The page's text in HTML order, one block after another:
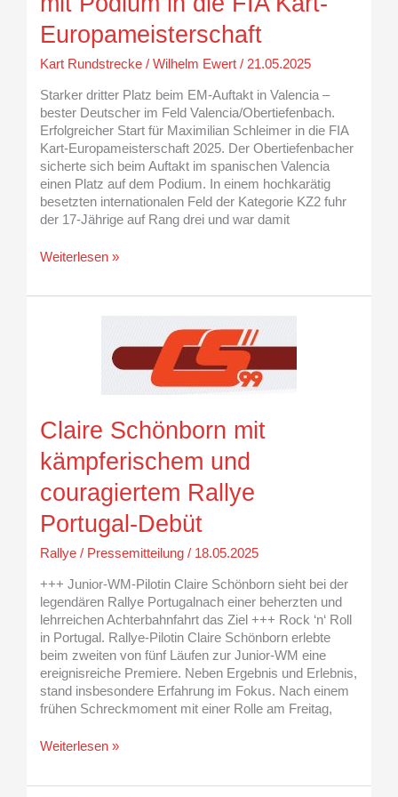
Europameisterschaft
Kart Rundstrecke/ Wilhelm Ewert / 21.05.2025
Starker dritter Platz beim EM-Auftakt in Valencia –
bester Deutscher im Feld Valencia/Obertiefenbach.
Erfolgreicher Start für Maximilian Schleimer in die FIA
Kart-Europameisterschaft 2025. Der Obertiefenbacher
sicherte sich beim Auftakt im spanischen Valencia
einen Platz auf dem Podium. In einem hochkarätig
besetzten internationalen Feld der Kategorie KZ2 fuhr
der 17-Jährige auf Rang drei und war damit
Weiterlesen »
Claire Schönborn mit
kämpferischem und
couragiertem Rallye
Portugal-Debüt
Rallye/ Pressemitteilung / 18.05.2025
+++ Junior-WM-Pilotin Claire Schönborn sieht bei der
legendären Rallye Portugalnach einer beherzten und
lehrreichen Achterbahnfahrt das Ziel +++ Rock ‘n‘ Roll
in Portugal. Rallye-Pilotin Claire Schönborn erlebte
beim zweiten von fünf Läufen zur Junior-WM eine
ereignisreiche Premiere. Neben Ergebnis und Erlebnis,
stand insbesondere Erfahrung im Fokus. Nach einem
frühen Schreckmoment mit einer Rolle am Freitag,
Rallye
Portugal-
Debüt
Weiterlesen »